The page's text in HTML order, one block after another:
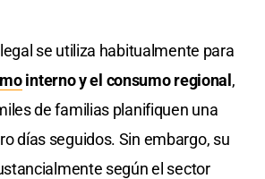
se utiliza habitualmente para
interno y el consumo regional,
de familias planifiquen una
días seguidos. Sin embargo, su
según el sector